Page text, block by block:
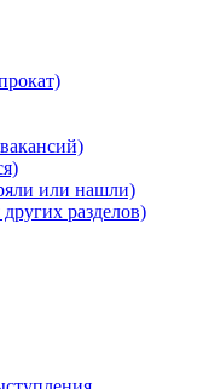
или нашли)
разделов)